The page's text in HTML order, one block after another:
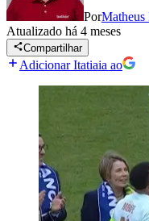
PorMatheus
Atualizado há 4 meses
Compartilhar
Adicionar Itatiaia ao